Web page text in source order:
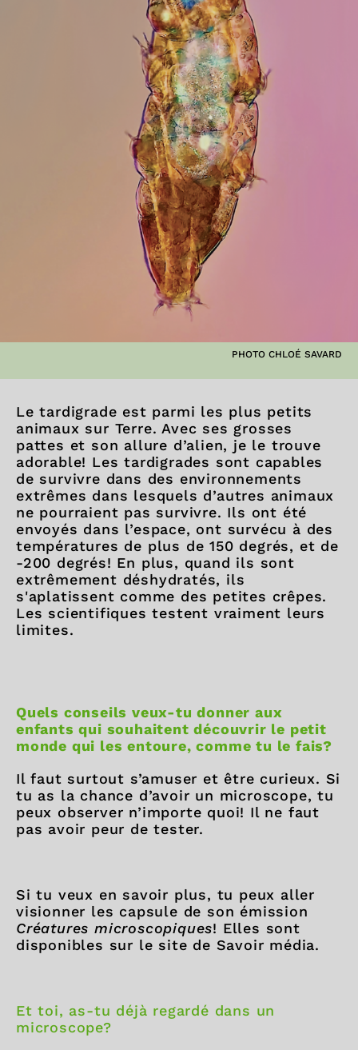
PHOTO CHLOÉ SAVARD
Le tardigrade est parmi les plus petits
animaux sur Terre. Avec ses grosses
pattes et son allure d’alien, je le trouve
adorable! Les tardigrades sont capables
de survivre dans des environnements
extrêmes dans lesquels d’autres animaux
ne pourraient pas survivre. Ils ont été
envoyés dans l’espace, ont survécu à des
températures de plus de 150 degrés, et de
-200 degrés! En plus, quand ils sont
extrêmement déshydratés, ils
s'aplatissent comme des petites crêpes.
Les scientifiques testent vraiment leurs
limites.
Quels conseils veux-tu donner aux
enfants qui souhaitent découvrir le petit
monde qui les entoure, comme tu le fais?
Il faut surtout s’amuser et être curieux. Si
tu as la chance d’avoir un microscope, tu
peux observer n’importe quoi! Il ne faut
pas avoir peur de tester.
Si tu veux en savoir plus, tu peux aller
visionner les capsule de son émission
Créatures microscopiques! Elles sont
disponibles sur le site de Savoir média.
Et toi, as-tu déjà regardé dans un
microscope?